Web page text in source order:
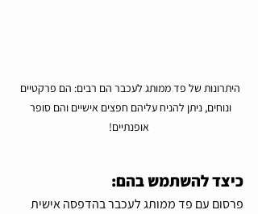
היתרונות של פד ממותג לעכבר הם רבים: הם פרקטיים
ונוחים, ניתן להניח עליהם חפצים אישיים והם סופר
אופנתיים!
כיצד להשתמש בהם:
פרסום עם פד ממותג לעכבר בהדפסה אישית